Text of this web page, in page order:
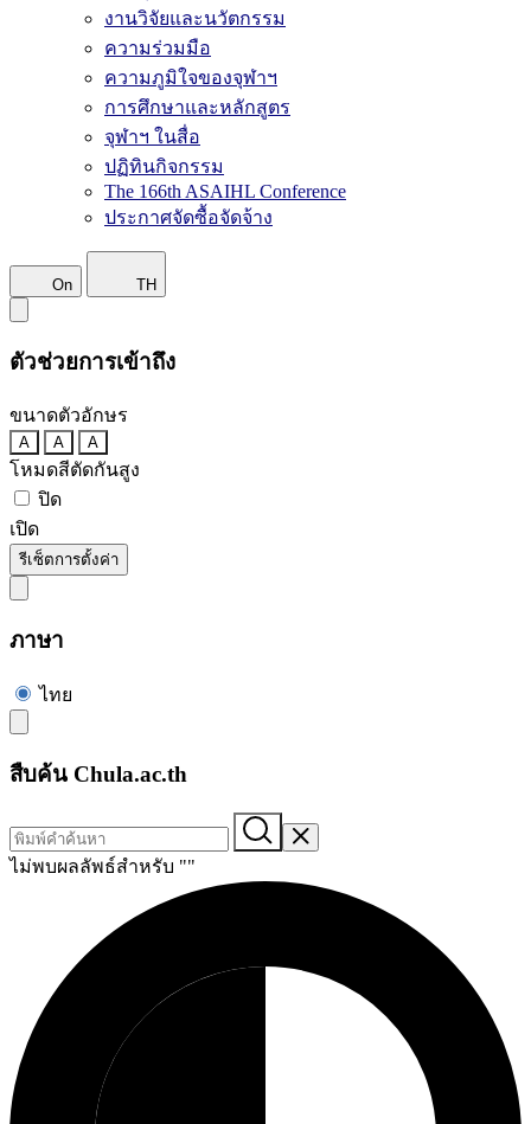
งานวิจัยและนวัตกรรม
ความร่วมมือ
ความภูมิใจของจุฬาฯ
การศึกษาและหลักสูตร
จุฬาฯ ในสื่อ
ปฏิทินกิจกรรม
The 166th ASAIHL Conference
ประกาศจัดซื้อจัดจ้าง
On TH
ตัวช่วยการเข้าถึง
ขนาดตัวอักษร
A A A
โหมดสีตัดกันสูง
ปิด
เปิด
รีเซ็ตการตั้งค่า
ภาษา
ไทย
สืบค้น Chula.ac.th
ไม่พบผลลัพธ์สำหรับ ""